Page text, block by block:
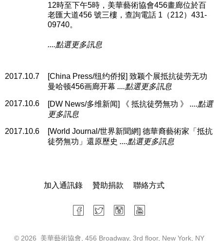
12時至下午5時，美華藝術協會456畫廊位於百
老匯大道456 號三樓，查詢電話 1（212）431-
09740。
....點選更多訊息
2017.10.7
[China Press/纽约侨报] 致颖个展抵抗徒劳无功
曼哈顿456画廊开幕 ....點選更多訊息
2017.10.6 [DW News/多维新闻] 《 抵抗徒勞無功 》 ....點選
更多訊息
2017.10.6
[World Journal/世界新聞網] 德華裔藝術家「抵抗
徒勞無功」還原歷史 ....點選更多訊息
加入通訊錄 贊助捐款 聯絡方式
© 2026 美華藝術協會, 456 Broadway, 3rd floor, New York, NY